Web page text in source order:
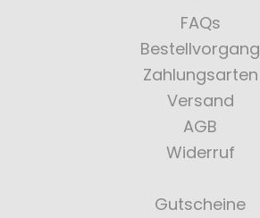
FAQs
Bestellvorgang
Zahlungsarten
Versand
AGB
Widerruf
Gutscheine